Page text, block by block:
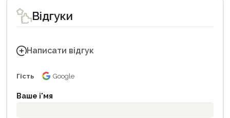
Відгуки
Написати відгук
Гість Google
Ваше і'мя